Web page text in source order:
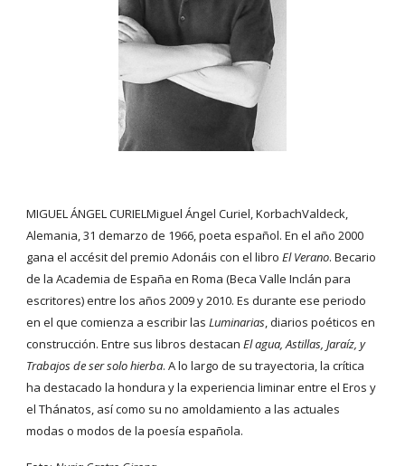
MIGUEL ÁNGEL CURIELMiguel Ángel Curiel, KorbachValdeck,
Alemania, 31 demarzo de 1966, poeta español. En el año 2000
gana el accésit del premio Adonáis con el libro El Verano. Becario
de la Academia de España en Roma (Beca Valle Inclán para
escritores) entre los años 2009 y 2010. Es durante ese periodo
en el que comienza a escribir las Luminarias, diarios poéticos en
construcción. Entre sus libros destacan El agua, Astillas, Jaraíz, y
Trabajos de ser solo hierba. A lo largo de su trayectoria, la crítica
ha destacado la hondura y la experiencia liminar entre el Eros y
el Thánatos, así como su no amoldamiento a las actuales
modas o modos de la poesía española.